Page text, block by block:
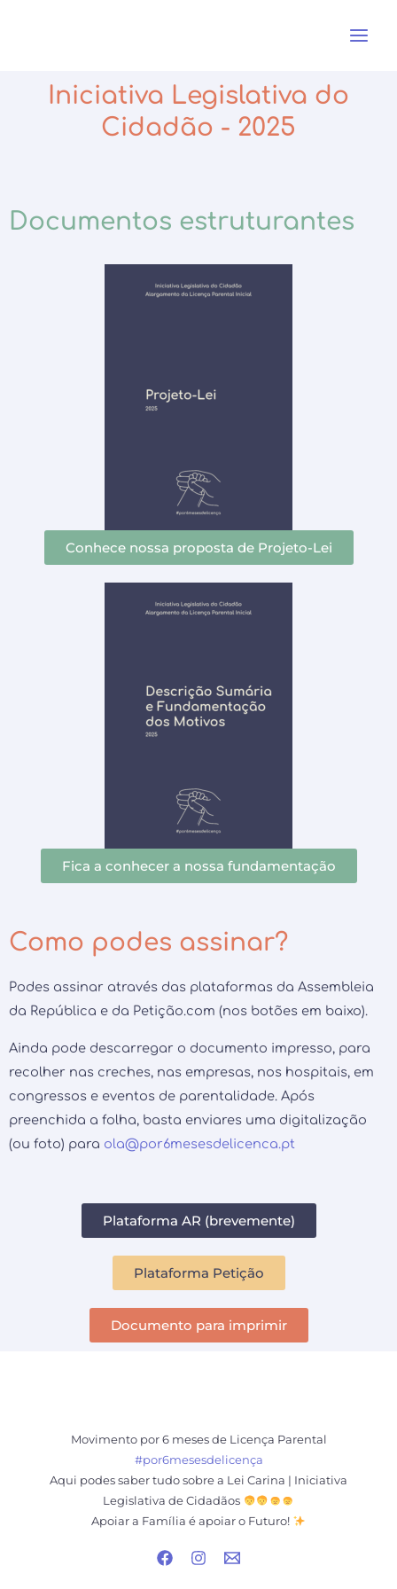
Iniciativa Legislativa do
Cidadão - 2025
Documentos estruturantes
Conhece nossa proposta de Projeto-Lei
Fica a conhecer a nossa fundamentação
Como podes assinar?
Podes assinar através das plataformas da Assembleia
da República e da Petição.com (nos botões em baixo).
Ainda pode descarregar o documento impresso, para
recolher nas creches, nas empresas, nos hospitais, em
congressos e eventos de parentalidade. Após
preenchida a folha, basta enviares uma digitalização
(ou foto) para ola@por6mesesdelicenca.pt
Plataforma AR (brevemente)
Plataforma Petição
Documento para imprimir
Movimento por 6 meses de Licença Parental
#por6mesesdelicença
Aqui podes saber tudo sobre a Lei Carina | Iniciativa
Legislativa de Cidadãos
Apoiar a Família é apoiar o Futuro!